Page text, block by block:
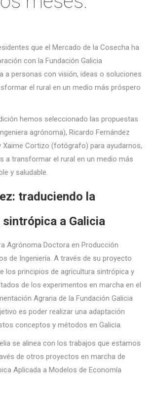
que el Mercado de la Cosecha ha
con la Fundación Galicia
a personas con visión, ideas o soluciones
el rural en un medio más próspero
hemos seleccionado las propuestas
agrónoma), Ricardo Fernández
Xaime Cortizo (fotógrafo) para ayudarnos,
a transformar el rural en un medio más
y saludable.
traduciendo la
a Galicia
Agrónoma Doctora en Producción
de Ingeniería. A través de su proyecto
los principios de agricultura sintrópica y
de los experimentos en marcha en el
Agraria de la Fundación Galicia
es poder realizar una adaptación
conceptos y métodos en Galicia.
se alinea con los trabajos que estamos
de otros proyectos en marcha de
Aplicada a Modelos de Economía